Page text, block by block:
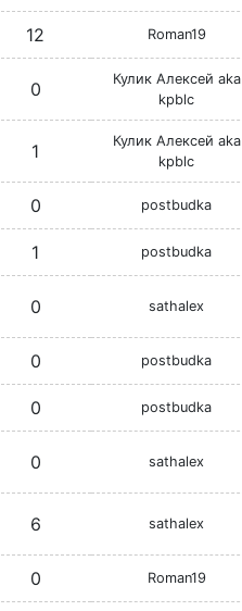
12 Roman19
0
Кулик Алексей aka
kpblc
1
Кулик Алексей aka
kpblc
0 postbudka
1 postbudka
0 sathalex
0 postbudka
0 postbudka
0 sathalex
6 sathalex
0 Roman19